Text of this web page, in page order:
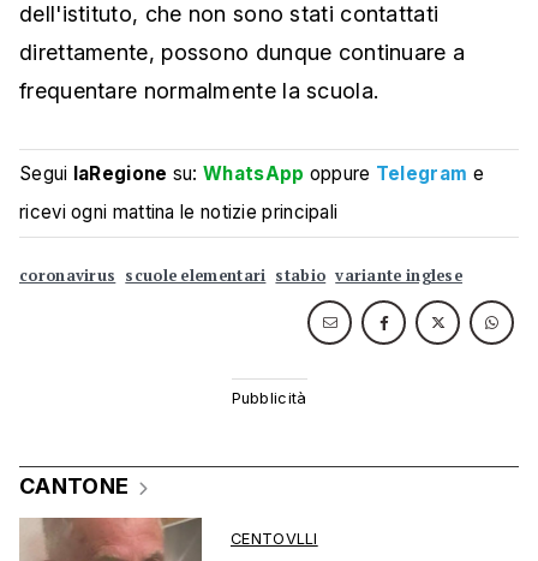
dell'istituto, che non sono stati contattati
direttamente, possono dunque continuare a
frequentare normalmente la scuola.
Segui laRegione su:WhatsApp oppure Telegram e
ricevi ogni mattina le notizie principali
coronavirus scuole elementari stabio variante inglese
CANTONE
CENTOVLLI